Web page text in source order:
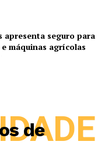
apresenta seguro para
máquinas agrícolas
de